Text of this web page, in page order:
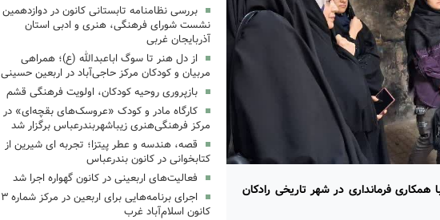
نوجوان چناران با همکاری فرمانداری در شهر تاریخی رادکان
بررسی نظامنامه تابستانی کانون در دوازدهمین
نشست شورای فرهنگی، هنری و ادبی استان
آذربایجان غربی
از دل هنر تا سوگ اباعبدالله (ع)؛ همراهی
مربیان و کودکان مرکز حاجی‌آباد در اربعین حسینی
بازپروری روحیه کودکان، اولویت فرهنگی قشم
کارگاه مادر و کودک «عروسک‌های بقچه‌ای» در
مرکز فرهنگی‌هنری زیباشهربندرعباس برگزار شد
قصه، هندسه و عطر پیتزا؛ تجربه ای شیرین از
کتابخوانی در کانون بندرعباس
فعالیت‌های اربعینی در کانون گهواره اجرا شد
اجرای برنامه‌هایی برای اربعین در مرکز شماره ۳
کانون اسلام‌آباد غرب